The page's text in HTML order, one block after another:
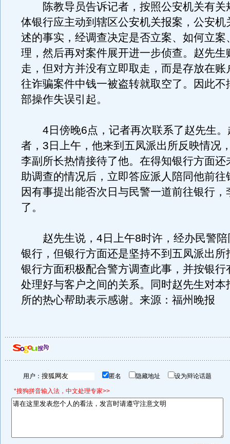
陈教导员告诉记者，按照公安机关有关
体银行应主动到辖区公安机关报案，公安机
述的事实，经调查决定是否立案、如何立案
理，然后再对案件展开进一步侦查。赵先生
走，但对方并没有立即取走，而是存放在账
往诈骗案件中钱一被盗转就取空了。因此不
部操作失误引起。
4日傍晚6点，记者再次联系了赵先生。
者，3日上午，他来到五凤派出所反映情况
李副所长热情接待了他。在得知银行方面还
助调查的情况后，立即答应派人陪同他前往
因有事提出能否次日与民警一道前往银行，
了。
赵先生说，4日上午8时许，经办民警陪
银行，但银行方面还是坚持不到五凤派出所
银行方面积极配合警方调查此事，并按银行
处理好与客户之间的关系。同时赵先生对本
所的热心帮助表示感谢。来源：福州晚报
用户： 匿名 隐藏地址 设为辩论话题
*搜狗拼音输入法，中文处理专家>>